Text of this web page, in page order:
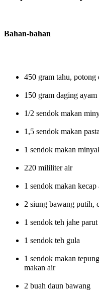
Bahan-bahan
450 gram tahu, potong
150 gram daging
1/2 sendok makan
1,5 sendok makan
1 sendok makan
220 mililiter air
1 sendok makan kecap
2 siung bawang putih,
1 sendok teh jahe parut
1 sendok teh gula
1 sendok makan
makan air
2 buah daun bawang